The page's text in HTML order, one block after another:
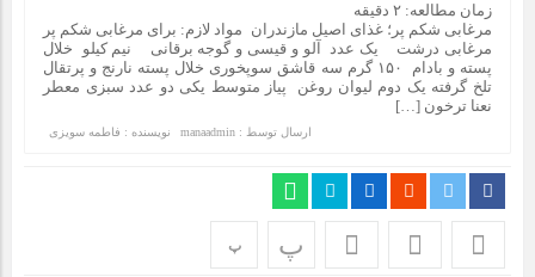
ریشه‌کنی قطعی ساس: بررسی روش‌های طبیعی، تخم‌گذاری،
نیش ساس و بهترین سموم مخصوص ساس
اجزای تعیین کننده قدرت و مانور پاراموتور
قیمت میلگرد ۱۴ نیشابور: عوامل تأثیرگذار و پیش‌بینی وضعیت
زمان مطالعه: ۲ دقیقه
مرغابی شکم پر؛ غذای اصیل مازندران مواد لازم: برای مرغابی شکم پر
مرغابی درشت یک عدد آلو و قیسی و گوجه برقانی نیم کیلو خلال
پسته و بادام ۱۵۰ گرم سه قاشق سوپخوری خلال پسته نارنج و پرتقال
تلخ گرفته یک دوم لیوان روغن پیاز متوسط یکی دو عدد سبزی معطر
نعنا ترخون […]
ارسال توسط : manaadmin نویسنده : فاطمه سویزی
پ پ